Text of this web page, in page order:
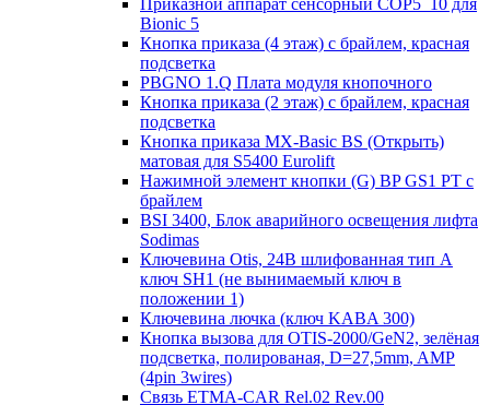
Приказной аппарат сенсорный COP5_10 для
Bionic 5
Кнопка приказа (4 этаж) с брайлем, красная
подсветка
PBGNO 1.Q Плата модуля кнопочного
Кнопка приказа (2 этаж) с брайлем, красная
подсветка
Кнопка приказа MX-Basic BS (Открыть)
матовая для S5400 Eurolift
Нажимной элемент кнопки (G) BP GS1 PT с
брайлем
BSI 3400, Блок аварийного освещения лифта
Sodimas
Ключевина Otis, 24В шлифованная тип А
ключ SH1 (не вынимаемый ключ в
положении 1)
Ключевина лючка (ключ KABA 300)
Кнопка вызова для OTIS-2000/GeN2, зелёная
подсветка, полированая, D=27,5mm, AMP
(4pin 3wires)
Связь ETMA-CAR Rel.02 Rev.00